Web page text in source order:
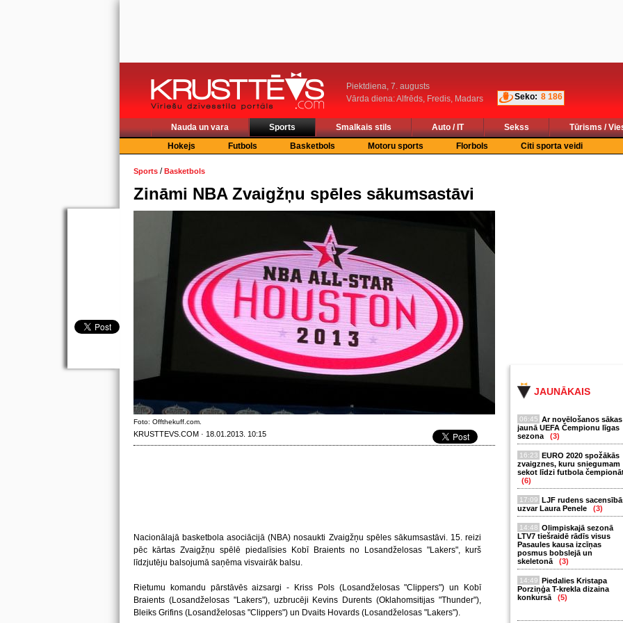
Piektdiena, 7. augusts
Vārda diena: Alfrēds, Fredis, Madars
Seko: 8 186
Nauda un vara Sports Smalkais stils Auto / IT Sekss
Tūrisms /
Hokejs
Futbols Basketbols Motoru sports Florbols Citi sporta veidi
JAUNĀKAIS
06:45 Ar novēlošanos sākas
jaunā UEFA Čempionu līgas
sezona
(3)
16:23 EURO 2020 spožākās
zvaigznes, kuru sniegumam
sekot līdzi futbola
(6)
17:09 LJF rudens
uzvar Laura Penele
(3)
14:48 Olimpiskajā sezonā
LTV7 tiešraidē rādīs visus
Pasaules kausa izcīņas
posmus bobslejā un
skeletonā
(3)
14:49 Piedalies Kristapa
Porziņģa T-krekla dizaina
konkursā
(5)
Sports /Basketbols
Zināmi NBA Zvaigžņu spēles sākumsastāvi
Foto: Offthekuff.com.
KRUSTTEVS.COM · 18.01.2013. 10:15
Nacionālajā basketbola asociācijā (NBA) nosaukti Zvaigžņu spēles sākumsastāvi. 15. reizi
pēc kārtas Zvaigžņu spēlē piedalīsies Kobī Braients no Losandželosas "Lakers", kurš
līdzjutēju balsojumā saņēma visvairāk balsu.
Rietumu komandu pārstāvēs aizsargi - Kriss Pols (Losandželosas "Clippers") un Kobī
Braients (Losandželosas "Lakers"), uzbrucēji Kevins Durents (Oklahomsitijas "Thunder"),
Bleiks Grifins (Losandželosas "Clippers") un Dvaits Hovards (Losandželosas "Lakers").